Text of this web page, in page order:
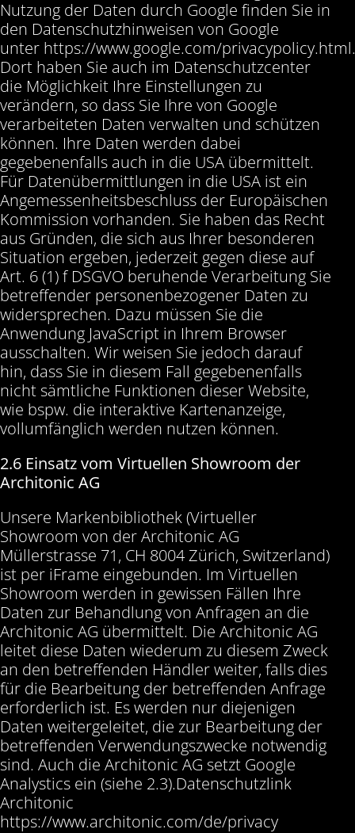
Nutzung der Daten durch Google finden Sie in
den Datenschutzhinweisen von Google
unter https://www.google.com/privacypolicy.html.
Dort haben Sie auch im Datenschutzcenter
die Möglichkeit Ihre Einstellungen zu
verändern, so dass Sie Ihre von Google
verarbeiteten Daten verwalten und schützen
können. Ihre Daten werden dabei
gegebenenfalls auch in die USA übermittelt.
Für Datenübermittlungen in die USA ist ein
Angemessenheitsbeschluss der Europäischen
Kommission vorhanden. Sie haben das Recht
aus Gründen, die sich aus Ihrer besonderen
Situation ergeben, jederzeit gegen diese auf
Art. 6 (1) f DSGVO beruhende Verarbeitung Sie
betreffender personenbezogener Daten zu
widersprechen. Dazu müssen Sie die
Anwendung JavaScript in Ihrem Browser
ausschalten. Wir weisen Sie jedoch darauf
hin, dass Sie in diesem Fall gegebenenfalls
nicht sämtliche Funktionen dieser Website,
wie bspw. die interaktive Kartenanzeige,
vollumfänglich werden nutzen können.
2.6 Einsatz vom Virtuellen Showroom der
Architonic AG
Unsere Markenbibliothek (Virtueller
Showroom von der Architonic AG
Müllerstrasse 71, CH 8004 Zürich, Switzerland)
ist per iFrame eingebunden. Im Virtuellen
Showroom werden in gewissen Fällen Ihre
Daten zur Behandlung von Anfragen an die
Architonic AG übermittelt. Die Architonic AG
leitet diese Daten wiederum zu diesem Zweck
an den betreffenden Händler weiter, falls dies
für die Bearbeitung der betreffenden Anfrage
erforderlich ist. Es werden nur diejenigen
Daten weitergeleitet, die zur Bearbeitung der
betreffenden Verwendungszwecke notwendig
sind. Auch die Architonic AG setzt Google
Analystics ein (siehe 2.3).Datenschutzlink
Architonic
https://www.architonic.com/de/privacy